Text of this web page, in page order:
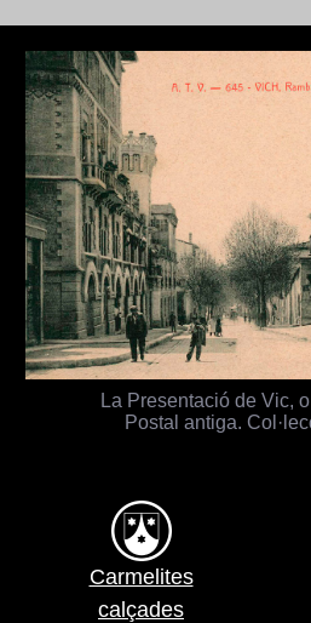
La Presentació de Vic,
Postal antiga.
Carmelites
calçades